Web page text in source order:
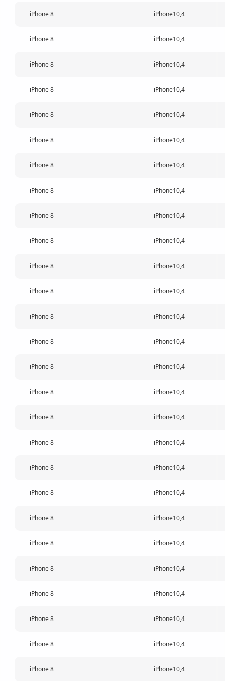
iPhone 8 iPhone10,4
iPhone 8 iPhone10,4
iPhone 8 iPhone10,4
iPhone 8 iPhone10,4
iPhone 8 iPhone10,4
iPhone 8 iPhone10,4
iPhone 8 iPhone10,4
iPhone 8 iPhone10,4
iPhone 8 iPhone10,4
iPhone 8 iPhone10,4
iPhone 8 iPhone10,4
iPhone 8 iPhone10,4
iPhone 8 iPhone10,4
iPhone 8 iPhone10,4
iPhone 8 iPhone10,4
iPhone 8 iPhone10,4
iPhone 8 iPhone10,4
iPhone 8 iPhone10,4
iPhone 8 iPhone10,4
iPhone 8 iPhone10,4
iPhone 8 iPhone10,4
iPhone 8 iPhone10,4
iPhone 8 iPhone10,4
iPhone 8 iPhone10,4
iPhone 8 iPhone10,4
iPhone 8 iPhone10,4
iPhone 8 iPhone10,4